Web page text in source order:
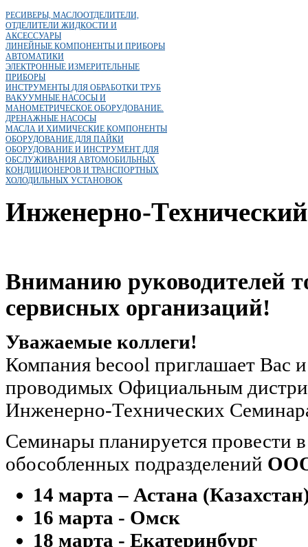
РЕСИВЕРЫ, МАСЛООТДЕЛИТЕЛИ,
ОТДЕЛИТЕЛИ ЖИДКОСТИ И
АКСЕССУАРЫ
ЛИНЕЙНЫЕ КОМПОНЕНТЫ И ПРИБОРЫ
АВТОМАТИКИ
ЭЛЕКТРОННЫЕ ИЗМЕРИТЕЛЬНЫЕ
ПРИБОРЫ
ИНСТРУМЕНТЫ ДЛЯ ОБРАБОТКИ ТРУБ
ВАКУУМНЫЕ НАСОСЫ И
МАНОМЕТРИЧЕСКОЕ ОБОРУДОВАНИЕ.
ДРЕНАЖНЫЕ НАСОСЫ
МАСЛА И ХИМИЧЕСКИЕ КОМПОНЕНТЫ
ОБОРУДОВАНИЕ ДЛЯ ПАЙКИ
ОБОРУДОВАНИЕ И ИНСТРУМЕНТ ДЛЯ
ОБСЛУЖИВАНИЯ АВТОМОБИЛЬНЫХ
КОНДИЦИОНЕРОВ И ТРАНСПОРТНЫХ
ХОЛОДИЛЬНЫХ УСТАНОВОК
Инженерно-
Вниманию руководителей
сервисных организаций!
Уважаемые коллеги!
Компания becool приглашает Вас
проводимых Официальным
Инженерно-Технических
Семинары планируется провести
обособленных подразделений
14 марта – Астана
16 марта - Омск
18 марта - Екатеринбург